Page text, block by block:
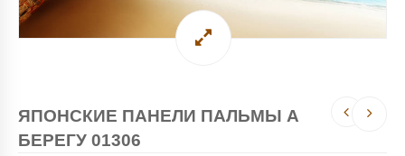
ЯПОНСКИЕ ПАНЕЛИ ПАЛЬМЫ А
БЕРЕГУ 01306